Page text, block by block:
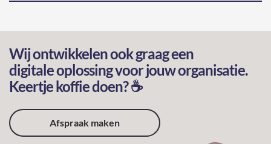
Wij ontwikkelen ook graag een
digitale oplossing voor jouw organisatie.
Keertje koffie doen? ☕️
Afspraak maken